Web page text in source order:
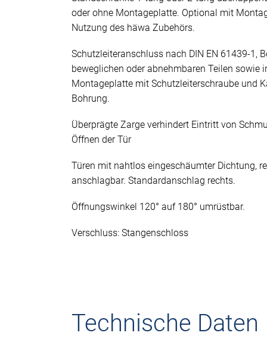
oder ohne Montageplatte. Optional mit
Nutzung des häwa Zubehörs.
Schutzleiteranschluss nach DIN EN 61439-1,
beweglichen oder abnehmbaren Teilen sowie
Montageplatte mit Schutzleiterschraube und
Bohrung.
Überprägte Zarge verhindert Eintritt von
Öffnen der Tür
Türen mit nahtlos eingeschäumter Dichtung,
anschlagbar. Standardanschlag rechts.
Öffnungswinkel 120° auf 180° umrüstbar.
Verschluss: Stangenschloss
Technische Daten